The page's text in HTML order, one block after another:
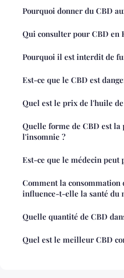
Pourquoi donner du CBD
Qui consulter pour CBD en
Pourquoi il est interdit de
Est-ce que le CBD est
Quel est le prix de l'huile
Quelle forme de CBD est la
l'insomnie ?
Est-ce que le médecin peut
Comment la
influence-t-elle la santé du
Quelle quantité de CBD
Quel est le meilleur CBD